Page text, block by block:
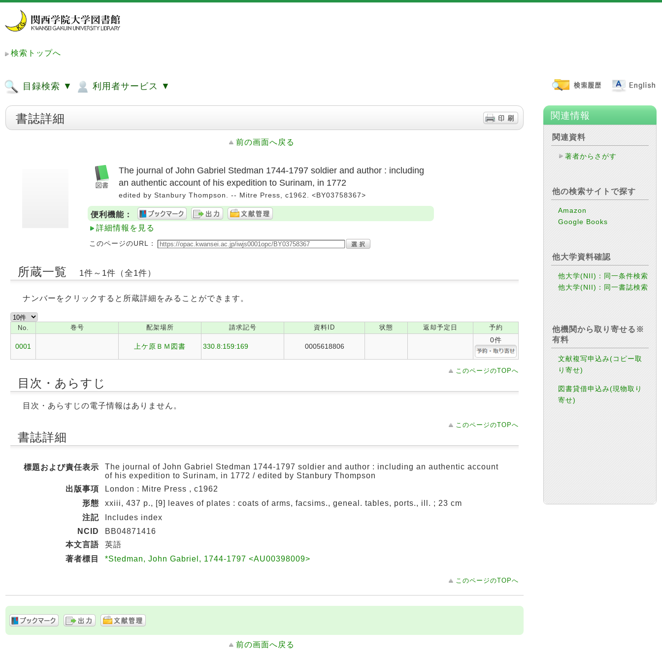
検索トップへ
目録検索 ▼ 利用者サービス ▼
書誌詳細
前の画面へ戻る
The journal of John Gabriel Stedman 1744-1797 soldier and author : including
an authentic account of his expedition to Surinam, in 1772
edited by Stanbury Thompson. -- Mitre Press, c1962. <BY03758367>
便利機能：
詳細情報を見る
このページのURL：
所蔵一覧 1件～1件（全1件）
ナンバーをクリックすると所蔵詳細をみることができます。
No. 巻号 配架場所 請求記号 資料ID 状態 返却予定日 予約
0001 上ケ原ＢＭ図書 330.8:159:169 0005618806
0件
このページのTOPへ
目次・あらすじ
目次・あらすじの電子情報はありません。
このページのTOPへ
書誌詳細
標題および責任表示
The journal of John Gabriel Stedman 1744-1797 soldier and author : including an authentic account
of his expedition to Surinam, in 1772 / edited by Stanbury Thompson
出版事項
London : Mitre Press , c1962
形態
xxiii, 437 p., [9] leaves of plates : coats of arms, facsims., geneal. tables, ports., ill. ; 23 cm
注記
Includes index
NCID
BB04871416
本文言語
英語
著者標目
*Stedman, John Gabriel, 1744-1797 <AU00398009>
このページのTOPへ
前の画面へ戻る
関連情報
関連資料
著者からさがす
他の検索サイトで探す
Amazon
Google Books
他大学資料確認
他大学(NII)：同一条件検索
他大学(NII)：同一書誌検索
他機関から取り寄せる※
有料
文献複写申込み(コピー取
り寄せ)
図書貸借申込み(現物取り
寄せ)